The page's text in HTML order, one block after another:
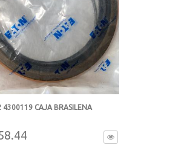
4300119 CAJA BRASILENA